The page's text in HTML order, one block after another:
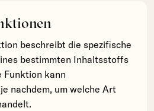
beschreibt die spezifische
bestimmten Inhaltsstoffs
Funktion kann
nachdem, um welche Art